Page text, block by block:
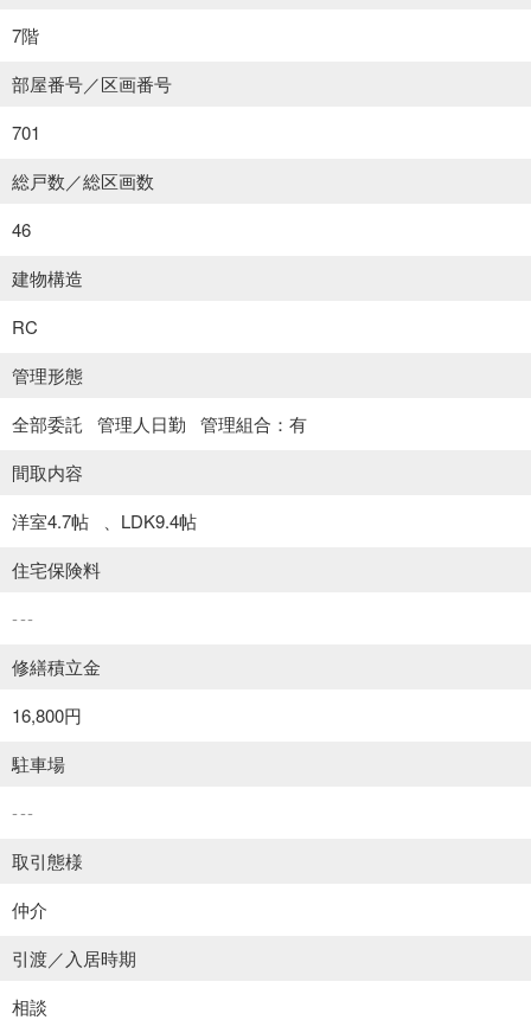
7階
部屋番号／区画番号
701
総戸数／総区画数
46
建物構造
RC
管理形態
全部委託
管理人日勤
管理組合：有
間取内容
洋室4.7帖
LDK9.4帖
住宅保険料
---
修繕積立金
16,800円
駐車場
---
取引態様
仲介
引渡／入居時期
相談